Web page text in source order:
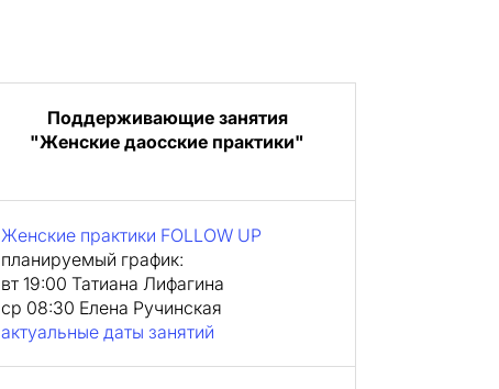
Поддерживающие занятия
"Женские даосские практики"
Женские практики FOLLOW UP
планируемый график:
вт 19:00 Татиана Лифагина
ср 08:30 Елена Ручинская
актуальные даты занятий